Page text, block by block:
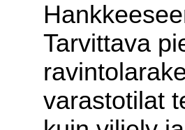
Tarvittava
varastotilat